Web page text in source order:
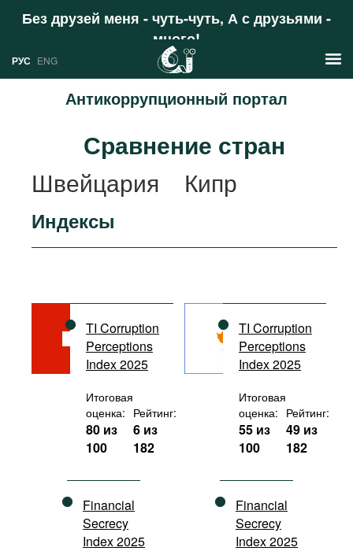
Без друзей меня - чуть-чуть, А с друзьями -
много!
Поддержать
РУС ENG
Антикоррупционный портал
Аналитика
Профили
Стран
Ресурсы
Документы международных
организаций
Фильмы
Подкасты
Книжная полка
Сравнение стран
Швейцария
Кипр
Индексы
TI Corruption
Perceptions
Index 2025
Итоговая
оценка:
80 из
100
Рейтинг:
6 из
182
Financial
Secrecy
Index 2025
TI Corruption
Perceptions
Index 2025
Итоговая
оценка:
55 из
100
Рейтинг:
49 из
182
Financial
Secrecy
Index 2025